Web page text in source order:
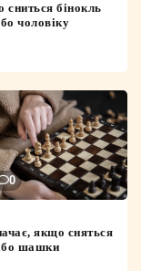
сниться бінокль
чоловіку
0
якщо сняться
шашки